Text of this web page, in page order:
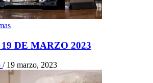
DE MARZO 2023
/ 19 marzo, 2023